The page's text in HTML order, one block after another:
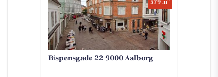
579 m
Bispensgade 22 9000 Aalborg